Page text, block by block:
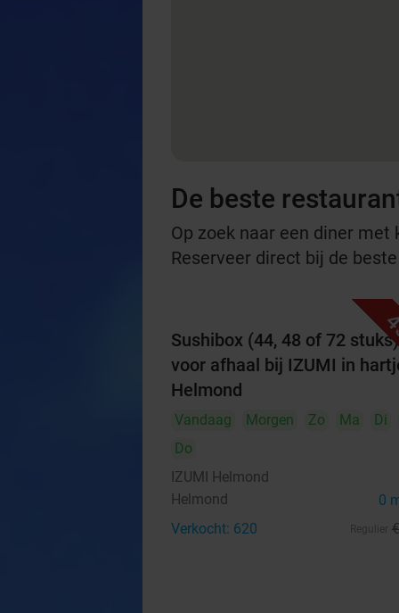
De beste
Op zoek naar een diner
Reserveer direct bij de
Sushibox (44, 48 of 72 stuks)
voor afhaal bij IZUMI in
Helmond
Vandaag Morgen Zo Ma Di
Do
IZUMI Helmond
Helmond 0
Verkocht: 620